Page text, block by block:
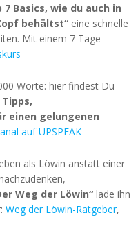
7 Basics, wie du auch in
behältst“ eine schnelle
Mit einem 7 Tage
Worte: hier findest Du
einen gelungenen
auf UPSPEAK
als Löwin anstatt einer
Weg der Löwin“ lade ihn
Weg der Löwin-Ratgeber,